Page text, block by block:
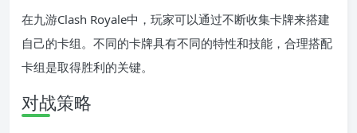
在九游Clash Royale中，玩家可以通过不断收集卡牌来搭建
自己的卡组。不同的卡牌具有不同的特性和技能，合理搭配
卡组是取得胜利的关键。
对战策略